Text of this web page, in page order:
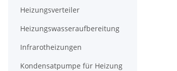
Heizungsverteiler
Heizungswasseraufbereitung
Infrarotheizungen
Kondensatpumpe für Heizung